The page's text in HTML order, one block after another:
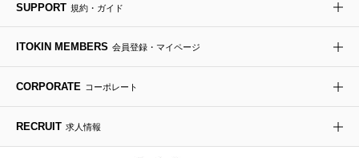
SUPPORT 規約・ガイド
ITOKIN MEMBERS 会員登録・マイページ
CORPORATE コーポレート
RECRUIT 求人情報